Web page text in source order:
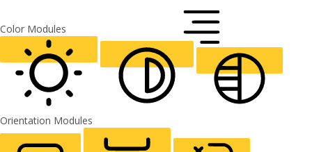
ALIGN TEXT
FONT WEIGHT
Color Modules
LIGHT CONTRAST HIGH CONTRAST
Orientation Modules